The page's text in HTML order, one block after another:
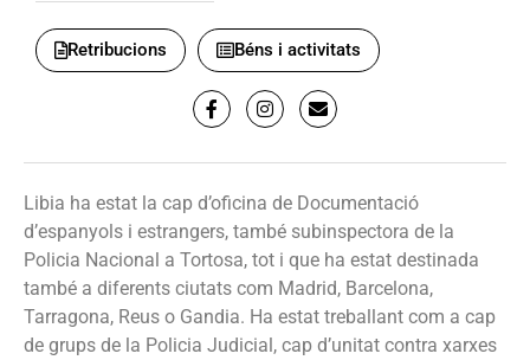
Retribucions Béns i activitats
Libia ha estat la cap d’oficina de Documentació
d’espanyols i estrangers, també subinspectora de la
Policia Nacional a Tortosa, tot i que ha estat destinada
també a diferents ciutats com Madrid, Barcelona,
Tarragona, Reus o Gandia. Ha estat treballant com a cap
de grups de la Policia Judicial, cap d’unitat contra xarxes